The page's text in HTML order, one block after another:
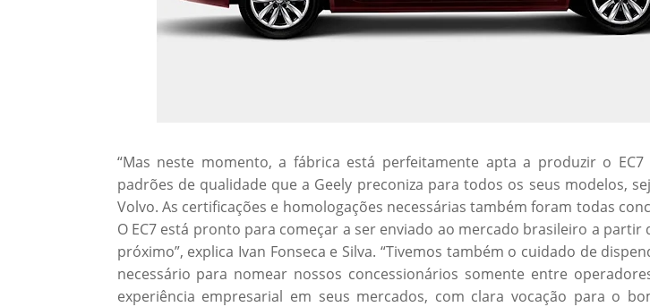
“Mas neste momento, a fábrica está perfeitamente apta a produzir o
padrões de qualidade que a Geely preconiza para todos os seus modelos,
Volvo. As certificações e homologações necessárias também foram todas
O EC7 está pronto para começar a ser enviado ao mercado brasileiro a partir
próximo”, explica Ivan Fonseca e Silva. “Tivemos também o cuidado de
necessário para nomear nossos concessionários somente entre
experiência empresarial em seus mercados, com clara vocação para o